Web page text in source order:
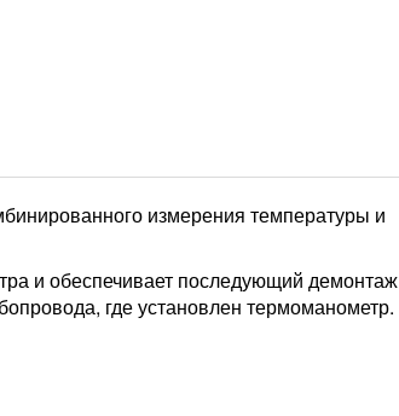
измерения температуры и
и обеспечивает последующий демонтаж
где установлен термоманометр.